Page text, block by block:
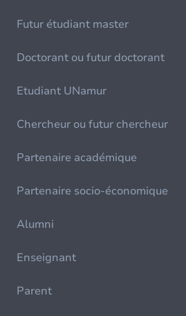
Futur étudiant master
Doctorant ou futur doctorant
Etudiant UNamur
Chercheur ou futur chercheur
Partenaire académique
Partenaire socio-économique
Alumni
Enseignant
Parent